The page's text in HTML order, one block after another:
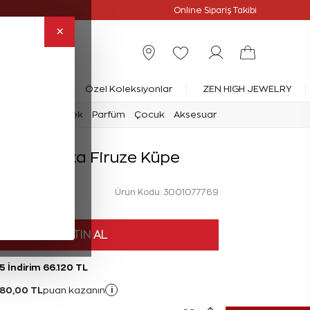
×
Online Sipariş Takibi
Yüzük Özel Koleksiyonlar ZEN HIGH JEWELRY
Erkek Parfüm Çocuk Aksesuar
Pırlanta Firuze Küpe
Ürün Kodu: 3001077769
HEMEN SATIN AL
İndirim 66.120 TL
TL puan kazanın i